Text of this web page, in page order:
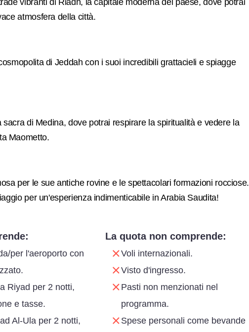
vibranti di Riadh, la capitale moderna del paese, dove potrai
atmosfera della città.
di Jeddah con i suoi incredibili grattacieli e spiagge
sacra di Medina, dove potrai respirare la spiritualità e vedere la
Maometto.
per le sue antiche rovine e le spettacolari formazioni rocciose.
per un'esperienza indimenticabile in Arabia Saudita!
per l'aeroporto con
Riyad per 2 notti,
e tasse.
Al-Ula per 2 notti,
La quota non comprende:
Voli internazionali.
Visto d'ingresso.
Pasti non menzionati nel
programma.
Spese personali come bevande